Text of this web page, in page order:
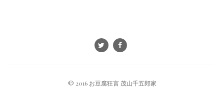
© 2016 お豆腐狂言 茂山千五郎家